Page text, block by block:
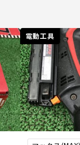
電動工具